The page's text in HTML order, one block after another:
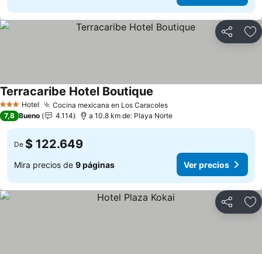
Compartir
3 Estrellas
Hotel Cocina mexicana en Los CaracolesVer precios
Terracaribe Hotel Boutique
7,8 Bueno 4.114 a 10.8 km de: Playa Norte
De $ 122.649
Mira precios de 9 páginas Ver precios
Compartir